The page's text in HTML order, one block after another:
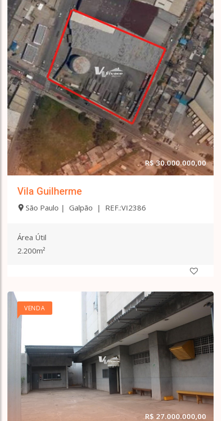
Vila Nova Conceição
Vila Nova Manchester
Vila Nova Mazzei
Vila Nova Savoia
Vila Olímpia
Vila Olinda
Vila Paiva
Vila Paulicéia
Vila Paulistana
Vila Popular
Vila Regente Feijó
Vila Rio Branco
Vila Sabrina
Vila Santa Maria
Vila Santa Teresa (Zona Leste)
Vila Santa Terezinha (Zona Norte)
Vila Souza
Vila Vessoni
R$ 30.000.000,00
Vila Guilherme
São Paulo | Galpão | REF.:VI2386
Área Útil
2.200m²
VENDA
R$ 27.000.000,00